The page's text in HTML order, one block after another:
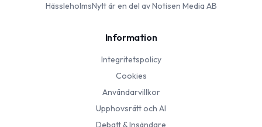
HässleholmsNyttär en del av Notisen Media AB
Information
Integritetspolicy
Cookies
Användarvillkor
Upphovsrätt och AI
Debatt & Insändare